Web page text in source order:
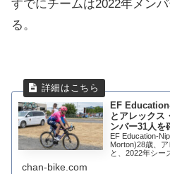
すでにチームは2022年メン
る。
EF
とアレックス
ンバー31人を
EF Education-
Morton)28歳、
と、2022年シー
クラン・モート
chan-bike.com